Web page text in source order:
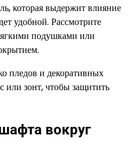
которая выдержит влияние
удобной. Рассмотрите
подушками или
пледов и декоративных
зонт, чтобы защитить
вокруг